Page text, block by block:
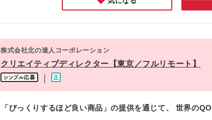
株式会社北の達人コーポレーション
クリエイティブディレクター【東京／フルリモート】
「びっくりするほど良い商品」の提供を通じて、 世界の